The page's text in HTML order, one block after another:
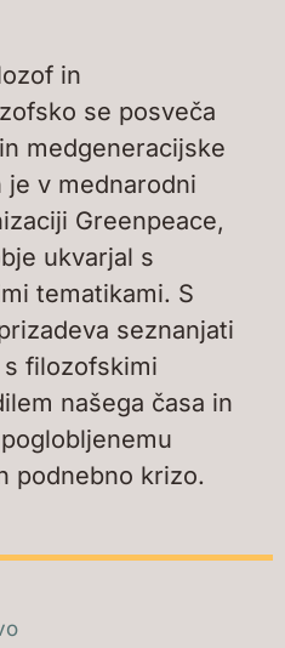
in
se posveča
medgeneracijske
je v mednarodni
Greenpeace,
ukvarjal s
tematikami. S
seznanjati
filozofskimi
našega časa in
podnebno krizo.